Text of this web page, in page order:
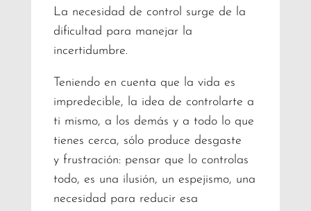
La necesidad de control surge de la
dificultad para manejar la
incertidumbre.
Teniendo en cuenta que la vida es
impredecible, la idea de controlarte a
ti mismo, a los demás y a todo lo que
tienes cerca, sólo produce desgaste
y frustración: pensar que lo controlas
todo, es una ilusión, un espejismo, una
necesidad para reducir esa